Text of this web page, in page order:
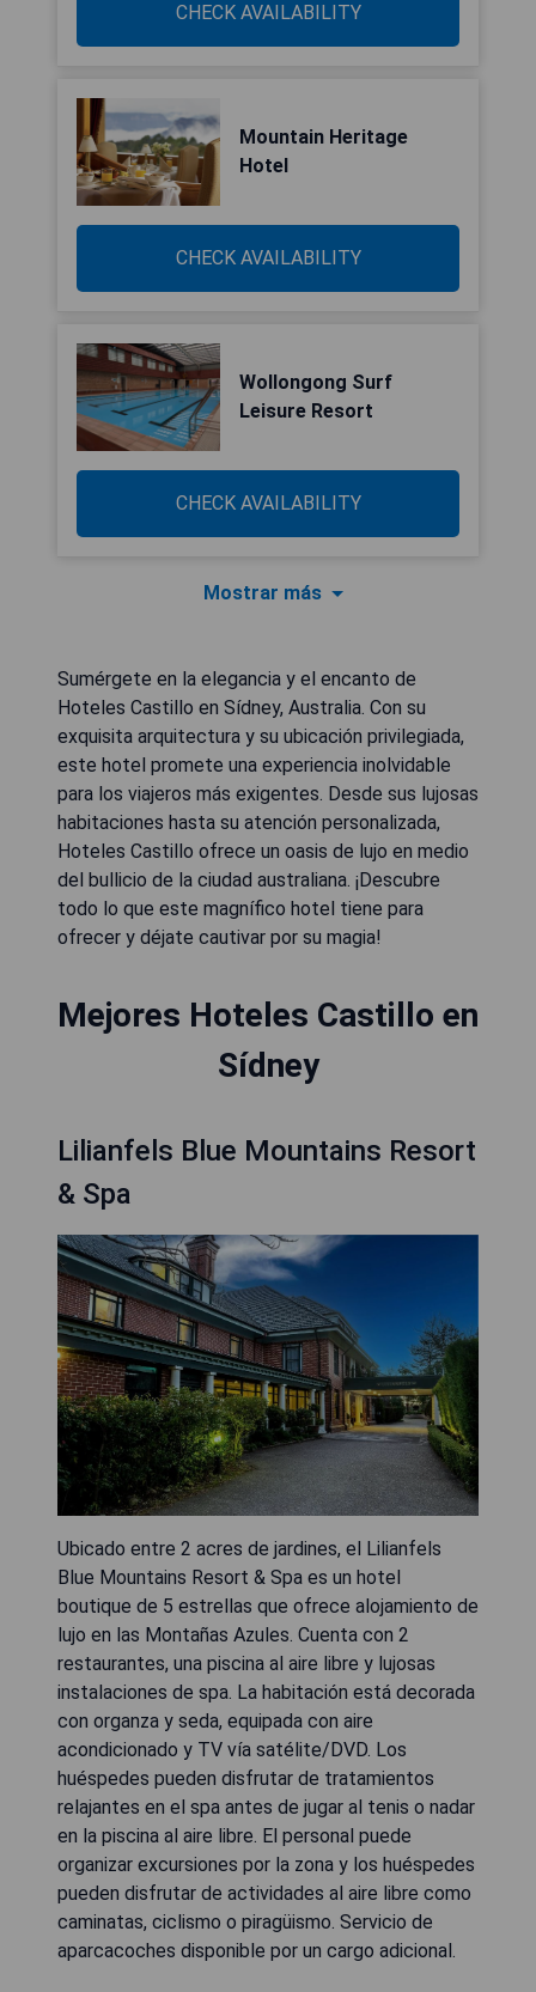
CHECK AVAILABILITY
Mountain Heritage
Hotel
CHECK AVAILABILITY
Wollongong Surf
Leisure Resort
CHECK AVAILABILITY
Mostrar más
Sumérgete en la elegancia y el encanto de
Hoteles Castillo en Sídney, Australia. Con su
exquisita arquitectura y su ubicación privilegiada,
este hotel promete una experiencia inolvidable
para los viajeros más exigentes. Desde sus lujosas
habitaciones hasta su atención personalizada,
Hoteles Castillo ofrece un oasis de lujo en medio
del bullicio de la ciudad australiana. ¡Descubre
todo lo que este magnífico hotel tiene para
ofrecer y déjate cautivar por su magia!
Mejores Hoteles Castillo en
Sídney
Lilianfels Blue Mountains Resort
& Spa
Ubicado entre 2 acres de jardines, el Lilianfels
Blue Mountains Resort & Spa es un hotel
boutique de 5 estrellas que ofrece alojamiento de
lujo en las Montañas Azules. Cuenta con 2
restaurantes, una piscina al aire libre y lujosas
instalaciones de spa. La habitación está decorada
con organza y seda, equipada con aire
acondicionado y TV vía satélite/DVD. Los
huéspedes pueden disfrutar de tratamientos
relajantes en el spa antes de jugar al tenis o nadar
en la piscina al aire libre. El personal puede
organizar excursiones por la zona y los huéspedes
pueden disfrutar de actividades al aire libre como
caminatas, ciclismo o piragüismo. Servicio de
aparcacoches disponible por un cargo adicional.